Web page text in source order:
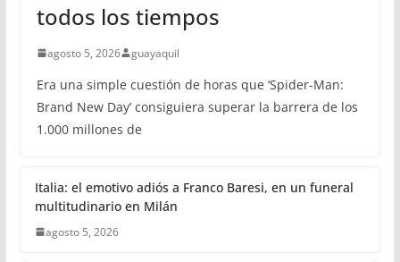
todos los tiempos
agosto 5, 2026 guayaquil
Era una simple cuestión de horas que ‘Spider-Man:
Brand New Day’ consiguiera superar la barrera de los
1.000 millones de
Italia: el emotivo adiós a Franco Baresi, en un funeral
multitudinario en Milán
agosto 5, 2026